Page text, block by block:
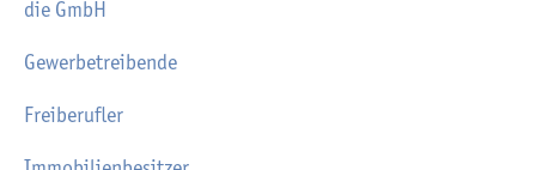
die GmbH
Gewerbetreibende
Freiberufler